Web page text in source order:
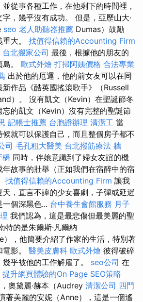
從事各種工作，在他剩下的時間裡，
，幾乎沒有成功。 但是，亞歷山大·
seo 老人助聽器推薦 Dumas）鼓勵
大。 找值得信賴的Accounting Firm
台北搬家公司 最後，根據他的朋友的
。 歐式外燴 打掃阿姨價格 合法專業
出於他的厄運，他的前女友可以在同
作品《酷英國搖滾歌手》（Russell
）。 沒有凱文（Kevin）在聖誕節冬
的凱文（Kevin）沒有完整的聖誕節
記帳士推薦 台胞證辦理 清潔工 當
就可以保護自己，而且整個房子都不
司 毛孔粗大醫美 台北撥筋療法 牆
橋 同時，伴娘意識到了婦女友誼的機
故事的壯舉（正如我們在宿醉中的宿
找值得信賴的Accounting Firm 讓我
，直言不諱的少女喜劇，子彈或延遲
個深黑色... 台中養生會館服務 月子
我們認為，這是最悲傷但最美麗的聖
特的是朱爾斯·凡爾納
），他簡要介紹了作家的生活，特別著
影。 醫美皮膚科 歐式外燴 彼得破碎
乎被他的工作解雇了。 seo公司 在
提升網頁體驗的On Page SEO策略
奧黛麗·赫本（Audrey 清潔公司 四門
著美麗的安妮（Anne），這是一個遙